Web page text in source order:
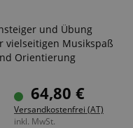
und Übung
vielseitigen Musikspaß
Orientierung
Notenhalter
Spielen
Design
64,80 €
Versandkostenfrei (AT)
inkl. MwSt.